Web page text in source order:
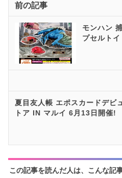
前の記事
モンハン
プセルト
夏目友人帳 エポスカードデビ
トア IN マルイ 6月13日開催!
この記事を読んだ人は、こんな記